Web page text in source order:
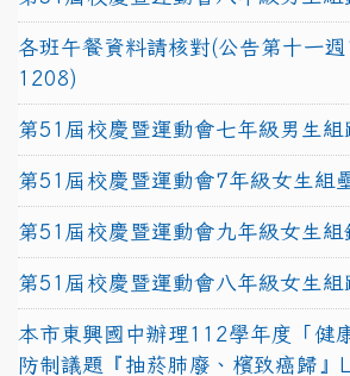
各班午餐資料請核對(公告第十一
1208)
第51屆校慶暨運動會七年級男生組
第51屆校慶暨運動會7年級女生組
第51屆校慶暨運動會九年級女生組
第51屆校慶暨運動會八年級女生組
本市東興國中辦理112學年度「健
防制議題『抽菸肺廢、檳致癌歸』